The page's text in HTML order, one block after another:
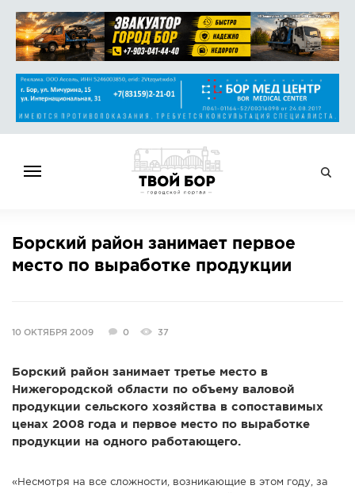
НОВОСТИ
СПРАВОЧНИК
СПРАВКА
КОНКУРСЫ
СТАТЬИ
Борский район занимает первое
место по выработке продукции
10 ОКТЯБРЯ 2009 0 37
Борский район занимает третье место в
Нижегородской области по объему валовой
продукции сельского хозяйства в сопоставимых
ценах 2008 года и первое место по выработке
продукции на одного работающего.
«Несмотря на все сложности, возникающие в этом году, за